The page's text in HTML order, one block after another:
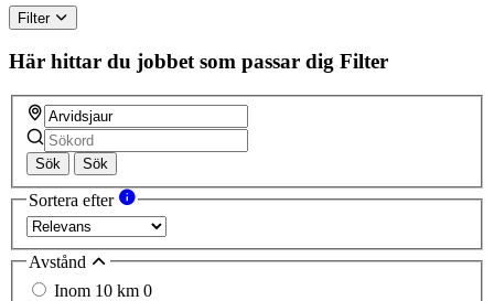
Filter
Här hittar du jobbet som passar dig Filter
Sök Sök
Sortera efter
Avstånd
Inom 10 km 0